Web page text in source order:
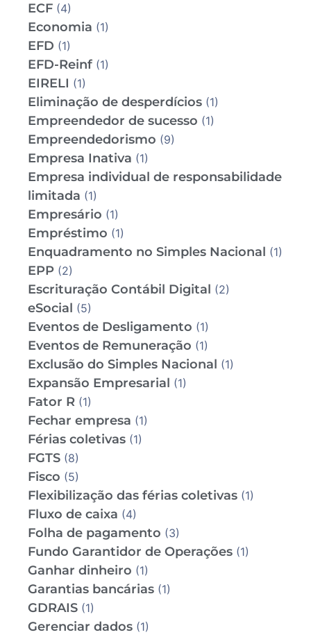
ECF (4)
Economia (1)
EFD (1)
EFD-Reinf (1)
EIRELI (1)
Eliminação de desperdícios (1)
Empreendedor de sucesso (1)
Empreendedorismo (9)
Empresa Inativa (1)
Empresa individual de responsabilidade
limitada (1)
Empresário (1)
Empréstimo (1)
Enquadramento no Simples Nacional (1)
EPP (2)
Escrituração Contábil Digital (2)
eSocial (5)
Eventos de Desligamento (1)
Eventos de Remuneração (1)
Exclusão do Simples Nacional (1)
Expansão Empresarial (1)
Fator R (1)
Fechar empresa (1)
Férias coletivas (1)
FGTS (8)
Fisco (5)
Flexibilização das férias coletivas (1)
Fluxo de caixa (4)
Folha de pagamento (3)
Fundo Garantidor de Operações (1)
Ganhar dinheiro (1)
Garantias bancárias (1)
GDRAIS (1)
Gerenciar dados (1)